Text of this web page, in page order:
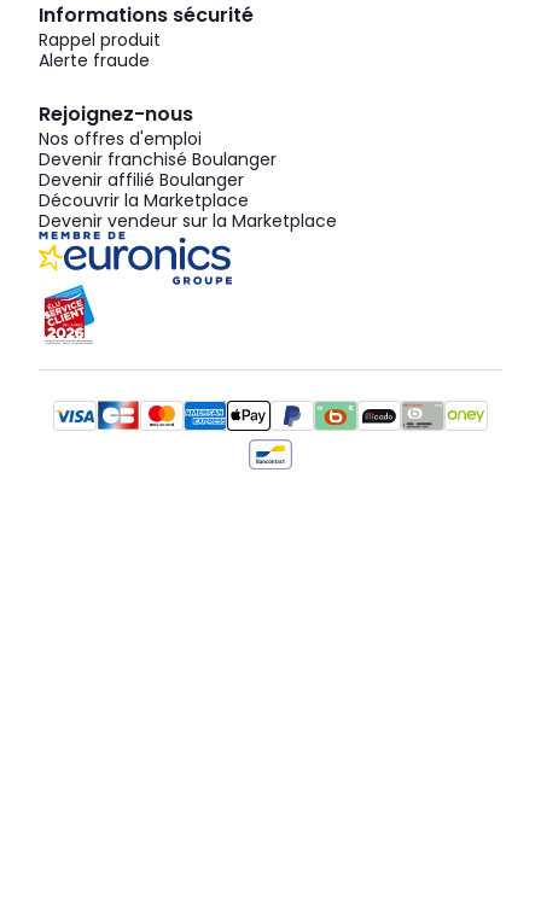
Informations sécurité
Rappel produit
Alerte fraude
Rejoignez-nous
Nos offres d'emploi
Devenir franchisé Boulanger
Devenir affilié Boulanger
Découvrir la Marketplace
Devenir vendeur sur la Marketplace